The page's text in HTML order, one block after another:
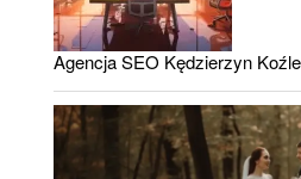
Agencja SEO Kędzierzyn Koźle